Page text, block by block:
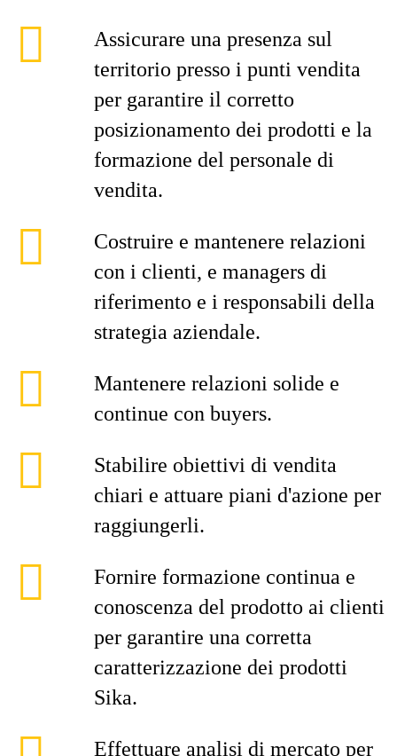
Assicurare una presenza sul
territorio presso i punti vendita
per garantire il corretto
posizionamento dei prodotti e la
formazione del personale di
vendita.
Costruire e mantenere relazioni
con i clienti, e managers di
riferimento e i responsabili della
strategia aziendale.
Mantenere relazioni solide e
continue con buyers.
Stabilire obiettivi di vendita
chiari e attuare piani d'azione per
raggiungerli.
Fornire formazione continua e
conoscenza del prodotto ai clienti
per garantire una corretta
caratterizzazione dei prodotti
Sika.
Effettuare analisi di mercato per